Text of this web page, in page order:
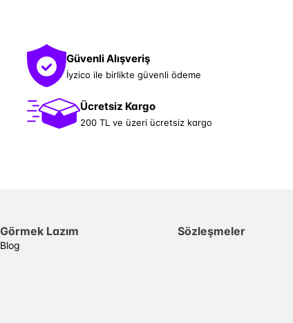
Güvenli Alışveriş
İyzico ile birlikte güvenli ödeme
Ücretsiz Kargo
200 TL ve üzeri ücretsiz kargo
Görmek Lazım
Blog
Sözleşmeler